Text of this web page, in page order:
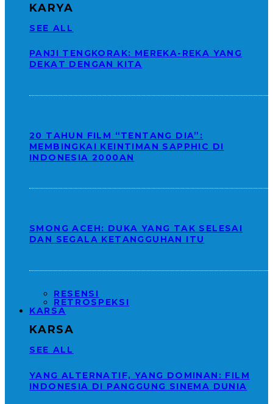
KARYA
SEE ALL
PANJI TENGKORAK: MEREKA-REKA YANG
DEKAT DENGAN KITA
20 TAHUN FILM “TENTANG DIA”:
MEMBINGKAI KEINTIMAN SAPPHIC DI
INDONESIA 2000AN
SMONG ACEH: DUKA YANG TAK SELESAI
DAN SEGALA KETANGGUHAN ITU
RESENSI
RETROSPEKSI
KARSA
KARSA
SEE ALL
YANG ALTERNATIF, YANG DOMINAN: FILM
INDONESIA DI PANGGUNG SINEMA DUNIA